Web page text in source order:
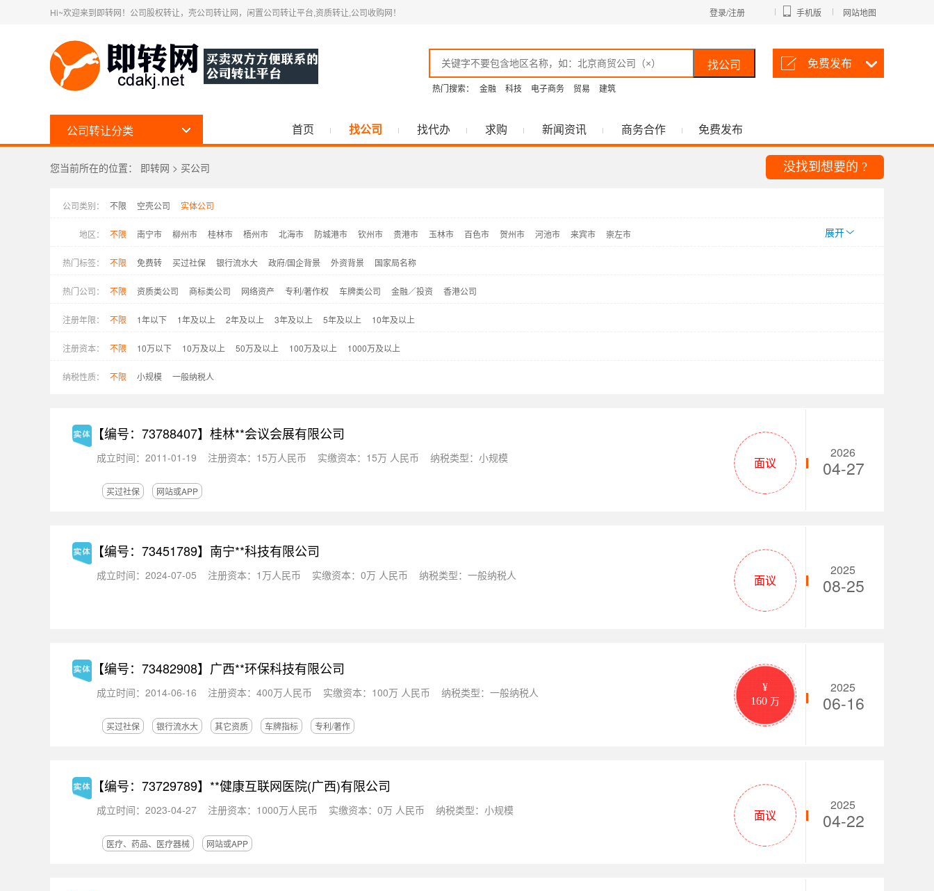
Hi~欢迎来到即转网！公司股权转让，壳公司转让网，闲置公司转让平台,资质转让,公司收购网！ 登录/注册 手机版 网站地图
找公司
热门搜索：
金融 科技 电子商务 贸易 建筑
免费发布
公司转让分类 首页 找公司 找代办 求购 新闻资讯 商务合作 免费发布
您当前所在的位置： 即转网 > 买公司 没找到想要的 ?
公司类别： 不限 空壳公司 实体公司
地区： 不限 南宁市 柳州市 桂林市 梧州市 北海市 防城港市 钦州市 贵港市 玉林市 百色市 贺州市 河池市 来宾市 崇左市 展开
热门标签： 不限 免费转 买过社保 银行流水大 政府/国企背景 外资背景 国家局名称
热门公司： 不限 资质类公司 商标类公司 网络资产 专利/著作权 车牌类公司 金融／投资 香港公司
注册年限： 不限 1年以下 1年及以上 2年及以上 3年及以上 5年及以上 10年及以上
注册资本： 不限 10万以下 10万及以上 50万及以上 100万及以上 1000万及以上
纳税性质： 不限 小规模 一般纳税人
【编号：73788407】 桂林**会议会展有限公司
成立时间：2011-01-19 注册资本：15万人民币 实缴资本：15万 人民币 纳税类型：小规模 面议
买过社保 网站或APP
2026
04-27
【编号：73451789】 南宁**科技有限公司
成立时间：2024-07-05 注册资本：1万人民币 实缴资本：0万 人民币 纳税类型：一般纳税人 面议
2025
08-25
【编号：73482908】 广西**环保科技有限公司
成立时间：2014-06-16 注册资本：400万人民币 实缴资本：100万 人民币 纳税类型：一般纳税人
¥
160万
买过社保 银行流水大 其它资质 车牌指标 专利/著作
2025
06-16
【编号：73729789】 **健康互联网医院(广西)有限公司
成立时间：2023-04-27 注册资本：1000万人民币 实缴资本：0万 人民币 纳税类型：小规模 面议
医疗、药品、医疗器械 网站或APP
2025
04-22